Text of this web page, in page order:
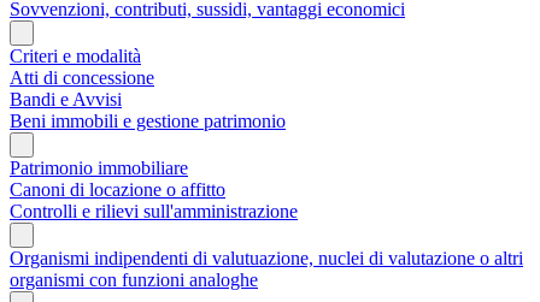
Sovvenzioni, contributi, sussidi, vantaggi economici
Criteri e modalità
Atti di concessione
Bandi e Avvisi
Beni immobili e gestione patrimonio
Patrimonio immobiliare
Canoni di locazione o affitto
Controlli e rilievi sull'amministrazione
Organismi indipendenti di valutuazione, nuclei di valutazione o altri
organismi con funzioni analoghe